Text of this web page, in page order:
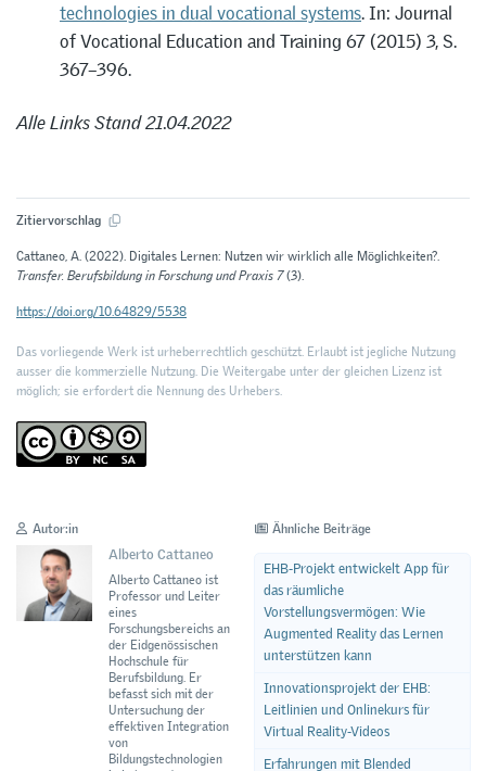
technologies in dual vocational systems. In: Journal
of Vocational Education and Training 67 (2015) 3, S.
367–396.
Alle Links Stand 21.04.2022
Zitiervorschlag
Cattaneo, A. (2022). Digitales Lernen: Nutzen wir wirklich alle Möglichkeiten?.
Transfer. Berufsbildung in Forschung und Praxis 7(3).
https://doi.org/10.64829/5538
Das vorliegende Werk ist urheberrechtlich geschützt. Erlaubt ist jegliche Nutzung
ausser die kommerzielle Nutzung. Die Weitergabe unter der gleichen Lizenz ist
möglich; sie erfordert die Nennung des Urhebers.
Autor:in
Alberto Cattaneo
Alberto Cattaneo ist
Professor und Leiter
eines
Forschungsbereichs an
der Eidgenössischen
Hochschule für
Berufsbildung. Er
befasst sich mit der
Untersuchung der
effektiven Integration
von
Bildungstechnologien
Ähnliche Beiträge
EHB-Projekt entwickelt App für
das räumliche
Vorstellungsvermögen: Wie
Augmented Reality das Lernen
unterstützen kann
Innovationsprojekt der EHB:
Leitlinien und Onlinekurs für
Virtual Reality-Videos
Erfahrungen mit Blended